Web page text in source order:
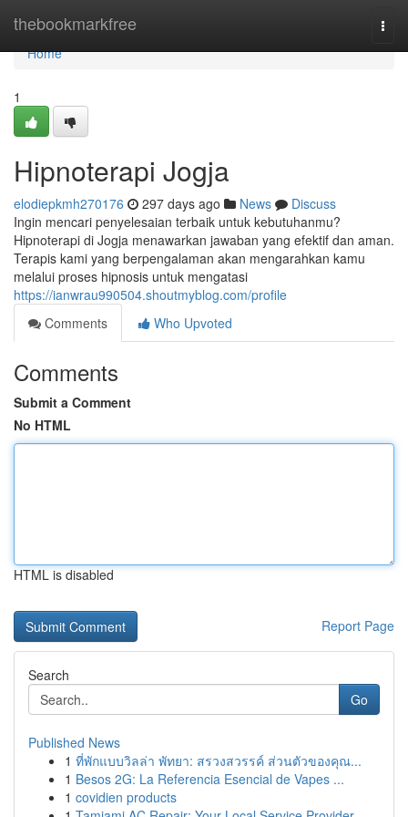
thebookmarkfree
Home
Home
1
Hipnoterapi Jogja
elodiepkmh270176 297 days ago News
Discuss
Ingin mencari penyelesaian terbaik untuk kebutuhanmu?
Hipnoterapi di Jogja menawarkan jawaban yang efektif dan aman.
Terapis kami yang berpengalaman akan mengarahkan kamu
melalui proses hipnosis untuk mengatasi
https://ianwrau990504.shoutmyblog.com/profile
Comments
Who Upvoted
Comments
Submit a Comment
No HTML
HTML is disabled
Report Page
Search
Go
Published News
1 ที่พักแบบวิลล่า พัทยา: สรวงสวรรค์ ส่วนตัวของคุณ...
1 Besos 2G: La Referencia Esencial de Vapes ...
1 covidien products